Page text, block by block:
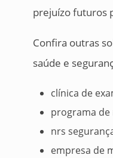
prejuízo futuros
Confira outras
saúde e
clínica de
programa
nrs
empresa de